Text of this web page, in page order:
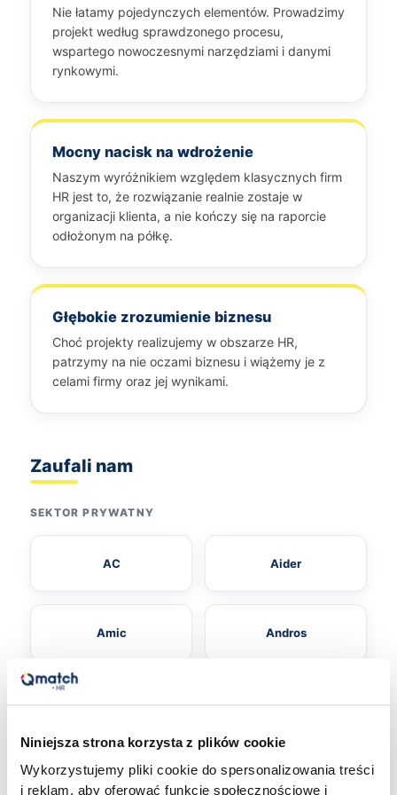
Niniejsza strona korzysta z plików cookie
Wykorzystujemy pliki cookie do spersonalizowania treści
i reklam, aby oferować funkcje społecznościowe i
Nie łatamy pojedynczych elementów. Prowadzimy
projekt według sprawdzonego procesu,
wspartego nowoczesnymi narzędziami i danymi
rynkowymi.
Mocny nacisk na wdrożenie
Naszym wyróżnikiem względem klasycznych firm
HR jest to, że rozwiązanie realnie zostaje w
organizacji klienta, a nie kończy się na raporcie
odłożonym na półkę.
Głębokie zrozumienie biznesu
Choć projekty realizujemy w obszarze HR,
patrzymy na nie oczami biznesu i wiążemy je z
celami firmy oraz jej wynikami.
Zaufali nam
SEKTOR PRYWATNY
AC Aider
Amic Andros
CMP DBK Group
Efigence GTV